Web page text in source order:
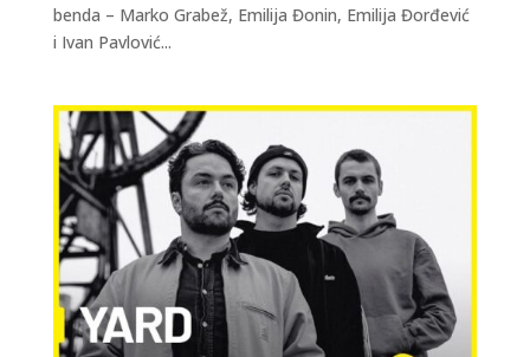
benda – Marko Grabež, Emilija Đonin, Emilija Đorđević
i Ivan Pavlović...